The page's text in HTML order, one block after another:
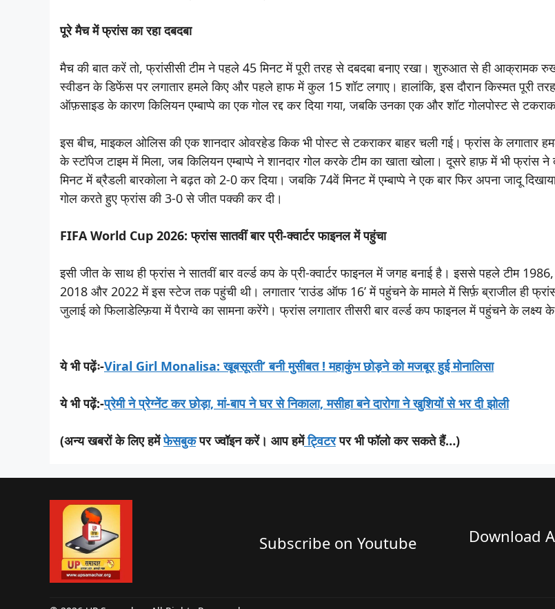
पूरे मैच में फ्रांस का रहा दबदबा
मैच की बात करें तो, फ्रांसीसी टीम ने पहले 45 मिनट में पूरी तरह से दबदबा बनाए रखा। शुरुआत से ही आक्रामक
स्वीडन के डिफेंस पर लगातार हमले किए और पहले हाफ में कुल 15 शॉट लगाए। हालांकि, इस दौरान किस्मत पूरी
ऑफ़साइड के कारण किलियन एम्बाप्पे का एक गोल रद्द कर दिया गया, जबकि उनका एक और शॉट गोलपोस्ट से
इस बीच, माइकल ओलिस की एक शानदार ओवरहेड किक भी पोस्ट से टकराकर बाहर चली गई। फ्रांस के लगातार
के स्टॉपेज टाइम में मिला, जब किलियन एम्बाप्पे ने शानदार गोल करके टीम का खाता खोला। दूसरे हाफ़ में भी फ्रांस
मिनट में ब्रैडली बारकोला ने बढ़त को 2-0 कर दिया। जबकि 74वें मिनट में एम्बाप्पे ने एक बार फिर अपना जादू
गोल करते हुए फ्रांस की 3-0 से जीत पक्की कर दी।
FIFA World Cup 2026: फ्रांस सातवीं बार प्री-क्वार्टर फाइनल में पहुंचा
इसी जीत के साथ ही फ्रांस ने सातवीं बार वर्ल्ड कप के प्री-क्वार्टर फाइनल में जगह बनाई है। इससे पहले टीम
2018 और 2022 में इस स्टेज तक पहुंची थी। लगातार ‘राउंड ऑफ 16’ में पहुंचने के मामले में सिर्फ़ ब्राजील ही
जुलाई को फिलाडेल्फ़िया में पैराग्वे का सामना करेंगे। फ्रांस लगातार तीसरी बार वर्ल्ड कप फाइनल में पहुंचने के लक्ष्य
ये भी पढ़ेंः-Viral Girl Monalisa: खूबसूरती’ बनी मुसीबत ! महाकुंभ छोड़ने को मजबूर हुई मोनालिसा
ये भी पढ़ें:-प्रेमी ने प्रेग्नेंट कर छोड़ा, मां-बाप ने घर से निकाला, मसीहा बने दारोगा ने खुशियों से भर दी झोली
(अन्य खबरों के लिए हमेंफेसबुकपर ज्वॉइन करें। आप हमेंट्विटरपर भी फॉलो कर सकते हैं…)
Subscribe on Youtube​ Download